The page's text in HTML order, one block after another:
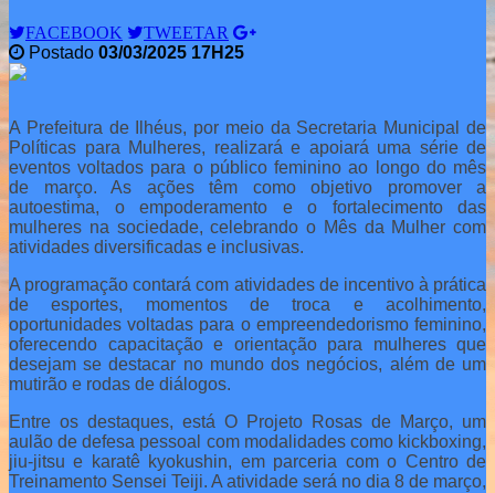
FACEBOOK
TWEETAR
Postado 03/03/2025 17H25
A Prefeitura de Ilhéus, por meio da Secretaria Municipal de
Políticas para Mulheres, realizará e apoiará uma série de
eventos voltados para o público feminino ao longo do mês
de março. As ações têm como objetivo promover a
autoestima, o empoderamento e o fortalecimento das
mulheres na sociedade, celebrando o Mês da Mulher com
atividades diversificadas e inclusivas.
A programação contará com atividades de incentivo à prática
de esportes, momentos de troca e acolhimento,
oportunidades voltadas para o empreendedorismo feminino,
oferecendo capacitação e orientação para mulheres que
desejam se destacar no mundo dos negócios, além de um
mutirão e rodas de diálogos.
Entre os destaques, está O Projeto Rosas de Março, um
aulão de defesa pessoal com modalidades como kickboxing,
jiu-jitsu e karatê kyokushin, em parceria com o Centro de
Treinamento Sensei Teiji. A atividade será no dia 8 de março,